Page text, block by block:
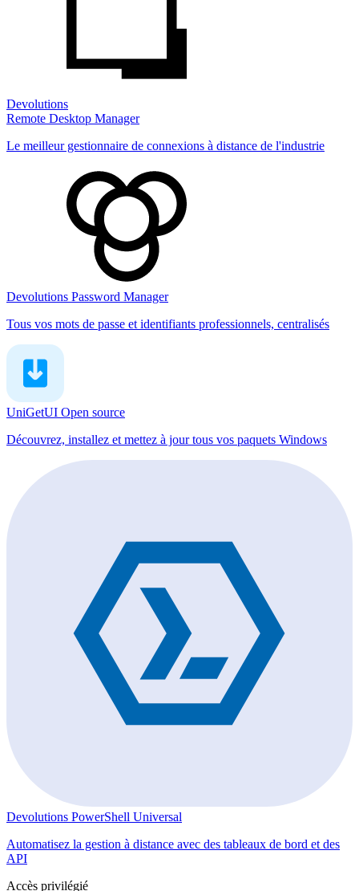
Devolutions
Remote Desktop Manager
Le meilleur gestionnaire de connexions à distance de l'industrie
Devolutions Password Manager
Tous vos mots de passe et identifiants professionnels, centralisés
UniGetUI Open source
Découvrez, installez et mettez à jour tous vos paquets Windows
Devolutions PowerShell Universal
Automatisez la gestion à distance avec des tableaux de bord et des
API
Accès privilégié